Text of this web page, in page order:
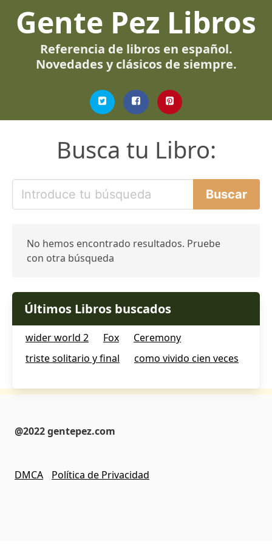
Gente Pez Libros
Referencia de libros en español.
Novedades y clásicos de siempre.
Busca tu Libro:
No hemos encontrado resultados. Pruebe
con otra búsqueda
Últimos Libros buscados
wider world 2 Fox
Ceremony
triste solitario y final
como vivido cien veces
@2022 gentepez.com
DMCA Política de Privacidad